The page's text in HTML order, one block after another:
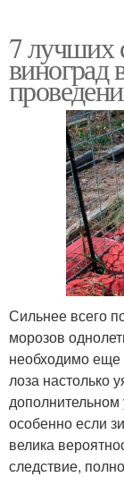
7 лучших
виноград
Сильнее всего
морозов
необходимо
лоза настолько
особенно если
велика
следствие,